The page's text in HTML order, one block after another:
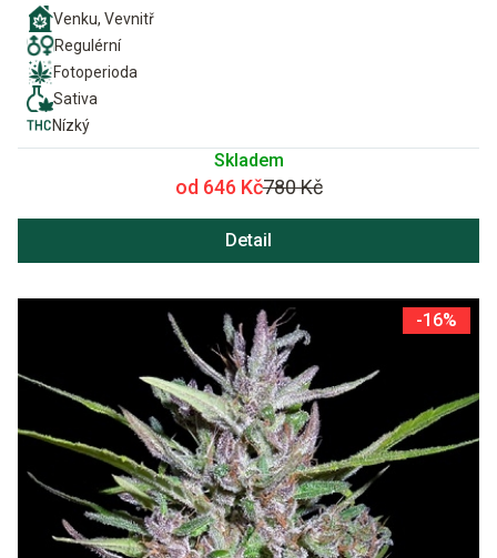
Venku, Vevnitř
Regulérní
Fotoperioda
Sativa
Nízký
Skladem
od 646 Kč780 Kč
Detail
-16%